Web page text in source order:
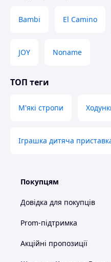
Bambi El Camino
JOY Noname
ТОП теги
М'які стропи
Іграшка дитяча
Покупцям
Довідка для покупців
Prom-підтримка
Акційні пропозиції